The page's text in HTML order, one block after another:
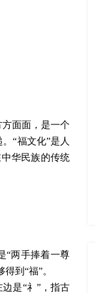
面面，是一个
“福文化”是人
华民族的传统
“两手捧着一尊
到“福”。
边是“礻”，指古